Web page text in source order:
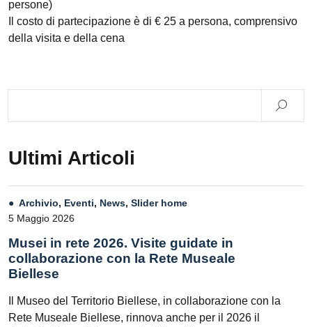
persone)
Il costo di partecipazione è di € 25 a persona, comprensivo
della visita e della cena
Ultimi Articoli
Archivio, Eventi, News, Slider home
5 Maggio 2026
Musei in rete 2026. Visite guidate in
collaborazione con la Rete Museale
Biellese
Il Museo del Territorio Biellese, in collaborazione con la
Rete Museale Biellese, rinnova anche per il 2026 il